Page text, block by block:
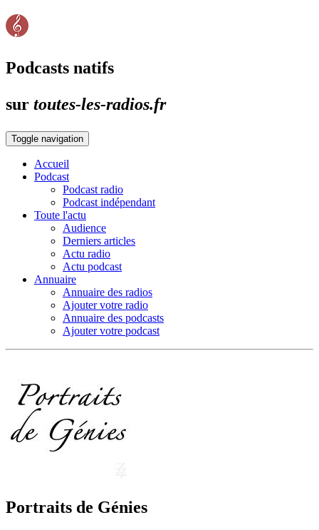
Podcasts natifs
sur toutes-les-radios.fr
Toggle navigation
Accueil
Podcast
Podcast radio
Podcast indépendant
Toute l'actu
Audience
Derniers articles
Actu radio
Actu podcast
Annuaire
Annuaire des radios
Ajouter votre radio
Annuaire des podcasts
Ajouter votre podcast
Portraits de Génies